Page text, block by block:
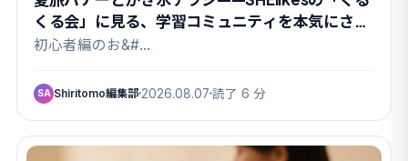
くる会」に見る、学習コミュニティを本気にさせ
る課題設計
初心者編のお&#…
SA Shiritomo編集部 2026.08.07 読了 6 分